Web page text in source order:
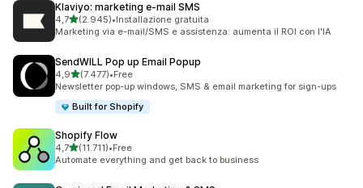
Klaviyo: marketing e‑mail SMS
4,7stelle su 5
(2.945)
2945 recensioni totali
•Installazione gratuita
Marketing via e-mail/SMS e assistenza: aumenta il ROI con l'IA
SendWILL Pop up Email Popup
4,9stelle su 5
(7.477)
7477 recensioni totali
•Free
Newsletter pop-up windows, SMS & email marketing for sign-ups
Built for Shopify
Shopify Flow
4,7stelle su 5
(11.711)
11711 recensioni totali
•Free
Automate everything and get back to business